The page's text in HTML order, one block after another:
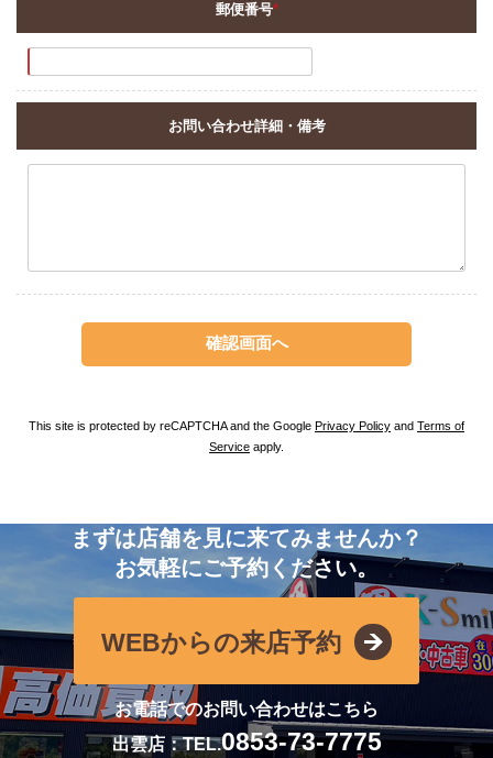
郵便番号*
お問い合わせ詳細・備考
This site is protected by reCAPTCHA and the Google Privacy Policy and Terms of
Service apply.
まずは店舗を見に来てみませんか？
お気軽にご予約ください。
WEBからの来店予約
お電話でのお問い合わせはこちら
出雲店：TEL.0853-73-7775